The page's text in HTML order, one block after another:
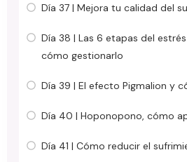
Día 37 | Mejora tu calidad del
Día 38 | Las 6 etapas del
cómo gestionarlo
Día 39 | El efecto Pigmalion y
Día 40 | Hoponopono, cómo
Día 41 | Cómo reducir el